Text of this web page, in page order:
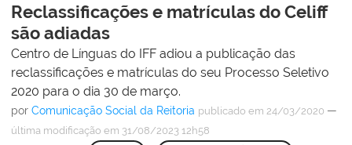
Reclassificações e matrículas do Celiff
são adiadas
Centro de Línguas do IFF adiou a publicação das
reclassificações e matrículas do seu Processo Seletivo
2020 para o dia 30 de março.
por Comunicação Social da Reitoria publicado em 24/03/2020 —
última modificação em 31/08/2023 12h58